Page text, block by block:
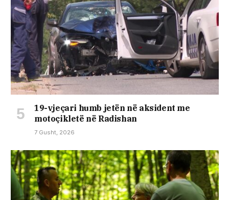
19-vjeçari humb jetën në aksident me
motoçikletë në Radishan
7 Gusht, 2026